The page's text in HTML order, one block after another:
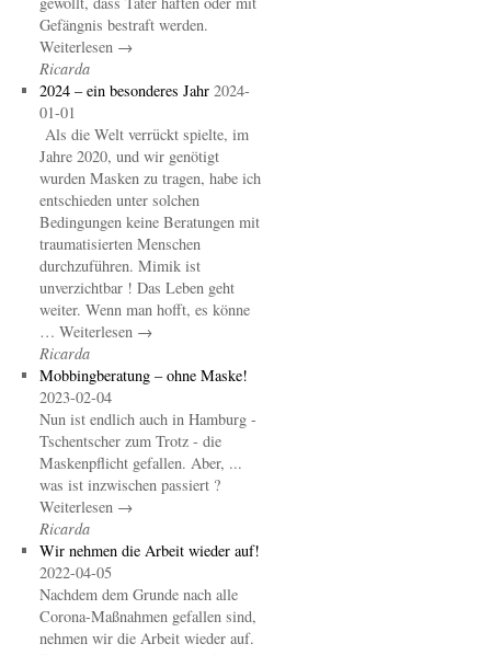
Gefängnis bestraft werden.
Weiterlesen →
Ricarda
2024 – ein besonderes Jahr 2024-
01-01
Als die Welt verrückt spielte, im
Jahre 2020, und wir genötigt
wurden Masken zu tragen, habe ich
entschieden unter solchen
Bedingungen keine Beratungen mit
traumatisierten Menschen
durchzuführen. Mimik ist
unverzichtbar ! Das Leben geht
weiter. Wenn man hofft, es könne
… Weiterlesen →
Ricarda
Mobbingberatung – ohne Maske!
2023-02-04
Nun ist endlich auch in Hamburg -
Tschentscher zum Trotz - die
Maskenpflicht gefallen. Aber, ...
was ist inzwischen passiert ?
Weiterlesen →
Ricarda
Wir nehmen die Arbeit wieder auf!
2022-04-05
Nachdem dem Grunde nach alle
Corona-Maßnahmen gefallen sind,
nehmen wir die Arbeit wieder auf.